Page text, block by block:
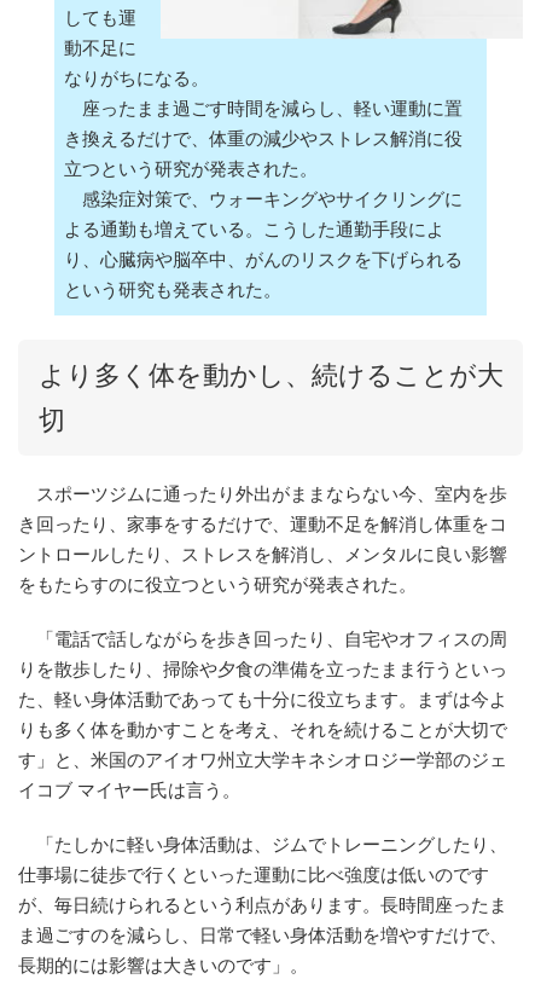
しても運
動不足に
なりがちになる。
座ったまま過ごす時間を減らし、軽い運動に置
き換えるだけで、体重の減少やストレス解消に役
立つという研究が発表された。
感染症対策で、ウォーキングやサイクリングに
よる通勤も増えている。こうした通勤手段によ
り、心臓病や脳卒中、がんのリスクを下げられる
という研究も発表された。
より多く体を動かし、続けることが大
切
スポーツジムに通ったり外出がままならない今、室内を歩
き回ったり、家事をするだけで、運動不足を解消し体重をコ
ントロールしたり、ストレスを解消し、メンタルに良い影響
をもたらすのに役立つという研究が発表された。
「電話で話しながらを歩き回ったり、自宅やオフィスの周
りを散歩したり、掃除や夕食の準備を立ったまま行うといっ
た、軽い身体活動であっても十分に役立ちます。まずは今よ
りも多く体を動かすことを考え、それを続けることが大切で
す」と、米国のアイオワ州立大学キネシオロジー学部のジェ
イコブ マイヤー氏は言う。
「たしかに軽い身体活動は、ジムでトレーニングしたり、
仕事場に徒歩で行くといった運動に比べ強度は低いのです
が、毎日続けられるという利点があります。長時間座ったま
ま過ごすのを減らし、日常で軽い身体活動を増やすだけで、
長期的には影響は大きいのです」。